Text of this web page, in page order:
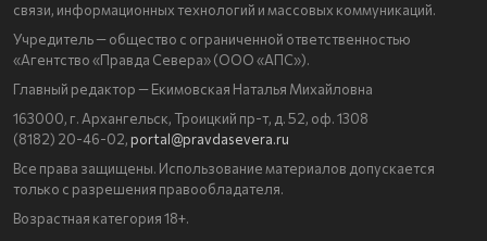
связи, информационных технологий и массовых коммуникаций.
Учредитель — общество с ограниченной ответственностью
«Агентство «Правда Севера» (ООО «АПС»).
Главный редактор — Екимовская Наталья Михайловна
163000, г. Архангельск, Троицкий пр-т, д. 52, оф. 1308
(8182) 20-46-02, portal@pravdasevera.ru
Все права защищены. Использование материалов допускается
только с разрешения правообладателя.
Возрастная категория 18+.